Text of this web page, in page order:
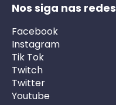
Nos siga nas redes
Facebook
Instagram
Tik Tok
Twitch
Twitter
Youtube